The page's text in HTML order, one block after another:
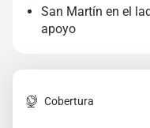
San Martín en el
apoyo
Cobertura